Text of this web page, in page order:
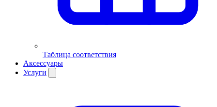
Таблица соответствия
Аксессуары
Услуги